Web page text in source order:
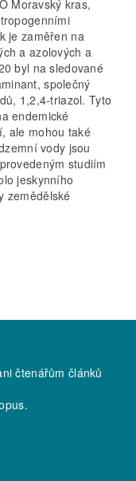
Moravský kras,
je zaměřen na
a azolových a
byl na sledované
společný
1,2,4-triazol. Tyto
endemické
ale mohou také
vody jsou
studiím
jeskynního
zemědělské
čtenářům článků
.